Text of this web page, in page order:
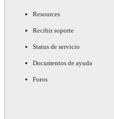
Resources
Recibir soporte
Status de servicio
Documentos de ayuda
Foros